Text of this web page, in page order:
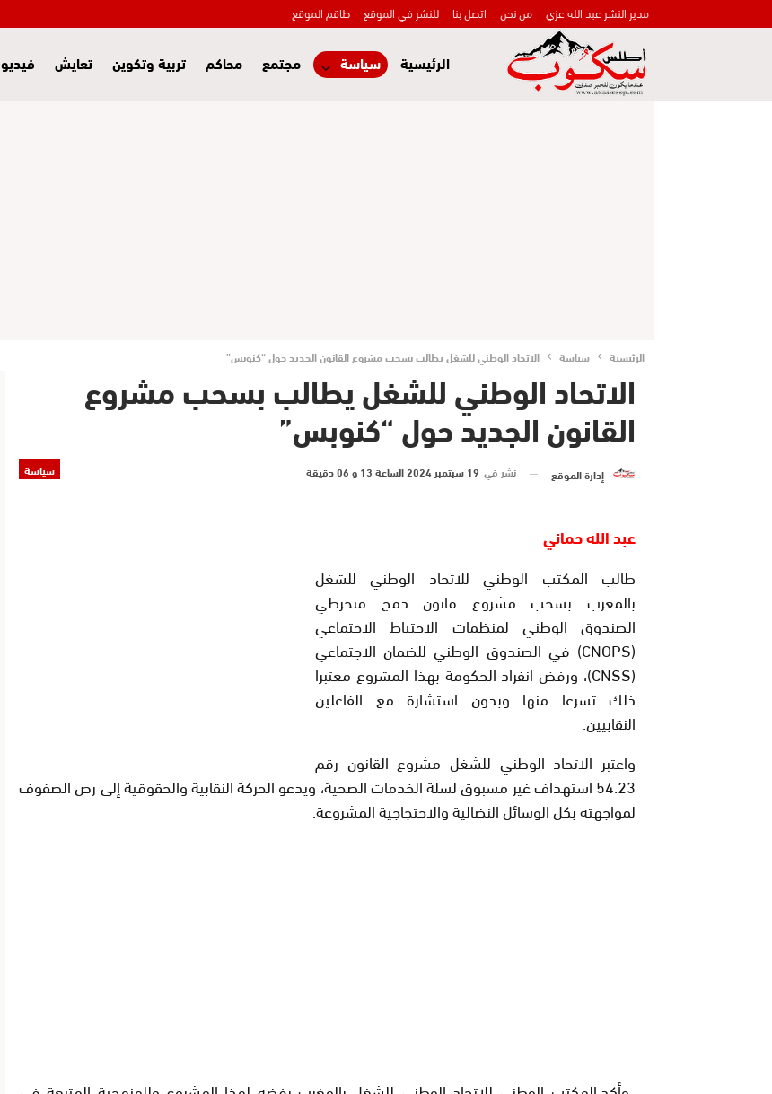
مدير النشر عبد الله عزي من نحن اتصل بنا للنشر في الموقع طاقم الموقع
الرئيسية سياسة مجتمع محاكم تربية وتكوين تعايش فيديو
الرئيسية سياسة الاتحاد الوطني للشغل يطالب بسحب مشروع القانون الجديد حول “كنوبس”
الاتحاد الوطني للشغل يطالب بسحب مشروع
القانون الجديد حول “كنوبس”
سياسة إدارة الموقع نشر في 19 سبتمبر 2024 الساعة 13 و 06 دقيقة
عبد الله حماني
طالب المكتب الوطني للاتحاد الوطني للشغل
بالمغرب بسحب مشروع قانون دمج منخرطي
الصندوق الوطني لمنظمات الاحتياط الاجتماعي
(CNOPS)
في الصندوق الوطني للضمان الاجتماعي
(CNSS)
، ورفض انفراد الحكومة بهذا المشروع معتبرا
ذلك تسرعا منها وبدون استشارة مع الفاعلين
النقابيين.
واعتبر الاتحاد الوطني للشغل مشروع القانون رقم
54.23 استهداف غير مسبوق لسلة الخدمات الصحية، ويدعو الحركة النقابية والحقوقية إلى رص الصفوف
لمواجهته بكل الوسائل النضالية والاحتجاجية المشروعة.